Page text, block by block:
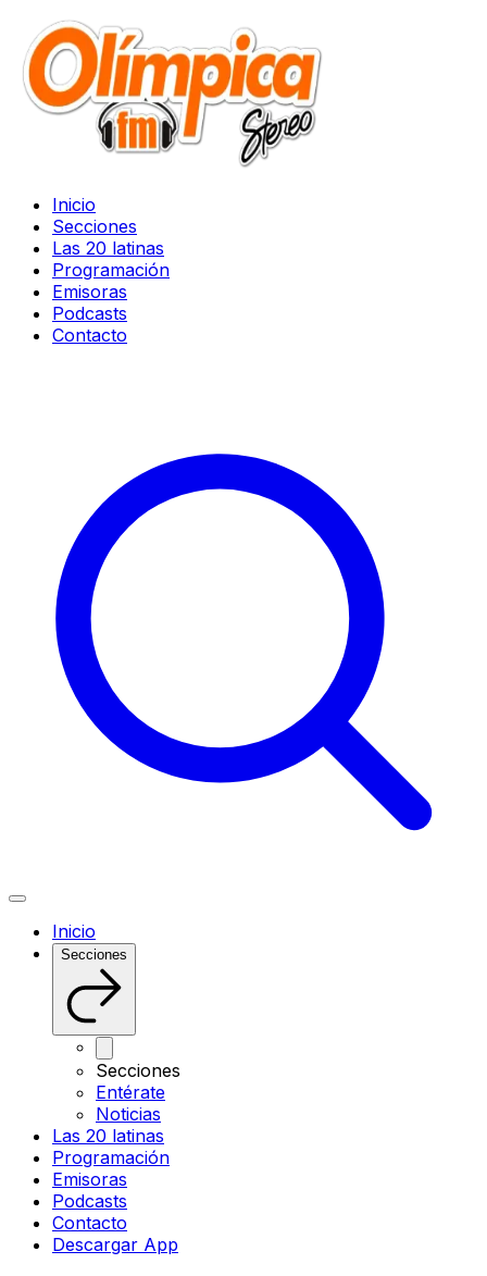
Inicio
Secciones
Las 20 latinas
Programación
Emisoras
Podcasts
Contacto
Inicio
Secciones
Secciones
Entérate
Noticias
Las 20 latinas
Programación
Emisoras
Podcasts
Contacto
Descargar App